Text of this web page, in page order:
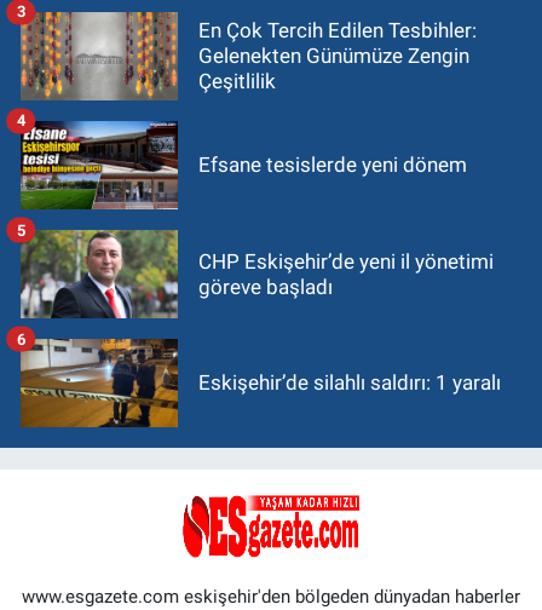
En Çok Tercih Edilen Tesbihler:
Gelenekten Günümüze Zengin
Çeşitlilik
3
Efsane tesislerde yeni dönem
4
CHP Eskişehir’de yeni il yönetimi
göreve başladı
5
Eskişehir’de silahlı saldırı: 1 yaralı
6
www.esgazete.com eskişehir'den bölgeden dünyadan haberler